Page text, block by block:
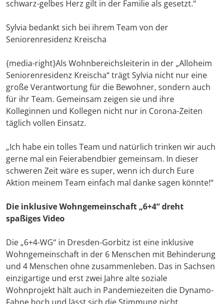
schwarz-gelbes Herz gilt in der Familie als gesetzt.“
Sylvia bedankt sich bei ihrem Team von der
Seniorenresidenz Kreischa
{media-right}Als Wohnbereichsleiterin in der „Alloheim
Seniorenresidenz Kreischa“ trägt Sylvia nicht nur eine
große Verantwortung für die Bewohner, sondern auch
für ihr Team. Gemeinsam zeigen sie und ihre
Kolleginnen und Kollegen nicht nur in Corona-Zeiten
täglich vollen Einsatz.
„Ich habe ein tolles Team und natürlich trinken wir auch
gerne mal ein Feierabendbier gemeinsam. In dieser
schweren Zeit wäre es super, wenn ich durch Eure
Aktion meinem Team einfach mal danke sagen könnte!“
Die inklusive Wohngemeinschaft „6+4“ dreht
spaßiges Video
Die „6+4-WG“ in Dresden-Gorbitz ist eine inklusive
Wohngemeinschaft in der 6 Menschen mit Behinderung
und 4 Menschen ohne zusammenleben. Das in Sachsen
einzigartige und erst zwei Jahre alte soziale
Wohnprojekt hält auch in Pandemiezeiten die Dynamo-